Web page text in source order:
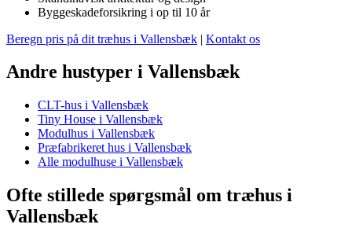
Byggeskadeforsikring i op til 10 år
Beregn pris på dit træhus i Vallensbæk | Kontakt os
Andre hustyper i Vallensbæk
CLT-hus i Vallensbæk
Tiny House i Vallensbæk
Modulhus i Vallensbæk
Præfabrikeret hus i Vallensbæk
Alle modulhuse i Vallensbæk
Ofte stillede spørgsmål om træhus i
Vallensbæk